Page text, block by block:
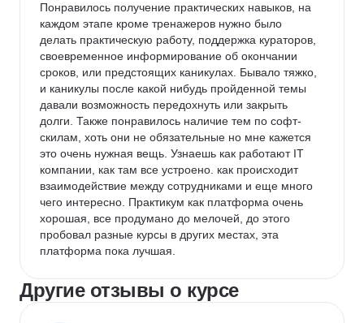
Понравилось получение практических навыков, на
каждом этапе кроме тренажеров нужно было
делать практическую работу, поддержка кураторов,
своевременное информирование об окончании
сроков, или предстоящих каникулах. Бывало тяжко,
и каникулы после какой нибудь пройденной темы
давали возможность передохнуть или закрыть
долги. Также понравилось наличие тем по софт-
скилам, хоть они не обязательные но мне кажется
это очень нужная вещь. Узнаешь как работают IT
компании, как там все устроено. как происходит
взаимодействие между сотрудниками и еще много
чего интересно. Практикум как платформа очень
хорошая, все продумано до мелочей, до этого
пробовал разные курсы в других местах, эта
платформа пока лучшая.
Другие отзывы о курсе